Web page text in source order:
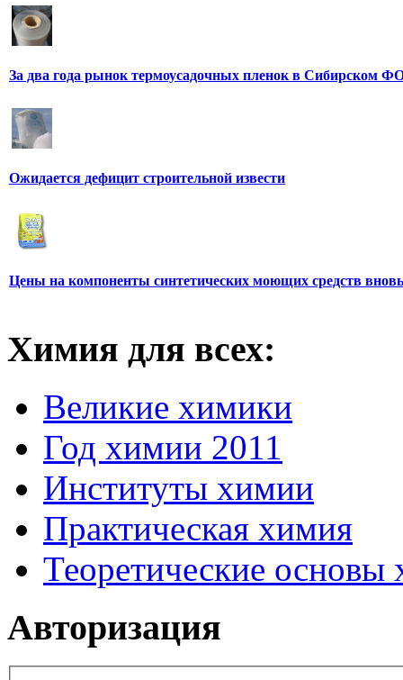
За два года рынок термоусадочных пленок в Сибирском
Ожидается дефицит строительной извести
Цены на компоненты синтетических моющих средств
Химия для всех:
Великие химики
Год химии 2011
Институты химии
Практическая химия
Теоретические основы
Авторизация